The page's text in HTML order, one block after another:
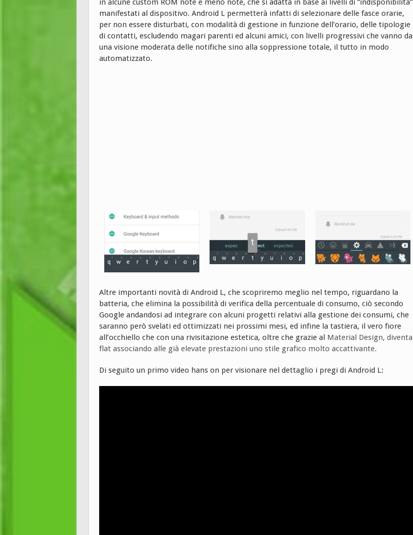
in alcune custom ROM note e meno note, che si adatta in base ai livelli di “indisponibilità”
manifestati al dispositivo. Android L permetterà infatti di selezionare delle fasce orarie,
per non essere disturbati, con modalità di gestione in funzione dell’orario, delle tipologie
di contatti, escludendo magari parenti ed alcuni amici, con livelli progressivi che vanno da
una visione moderata delle notifiche sino alla soppressione totale, il tutto in modo
automatizzato.
Altre importanti novità di Android L, che scopriremo meglio nel tempo, riguardano la
batteria, che elimina la possibilità di verifica della percentuale di consumo, ciò secondo
Google andandosi ad integrare con alcuni progetti relativi alla gestione dei consumi, che
saranno però svelati ed ottimizzati nei prossimi mesi, ed infine la tastiera, il vero fiore
all’occhiello che con una rivisitazione estetica, oltre che grazie al Material Design, diventa
flat associando alle già elevate prestazioni uno stile grafico molto accattivante.
Di seguito un primo video hans on per visionare nel dettaglio i pregi di Android L: